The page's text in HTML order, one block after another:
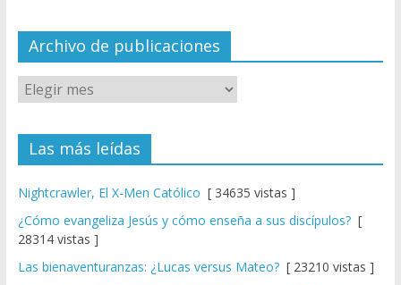
el
Archivo de publicaciones
Las más leídas
Nightcrawler, El X-Men Católico [ 34635 vistas ]
¿Cómo evangeliza Jesús y cómo enseña a sus discípulos?[
28314 vistas ]
Las bienaventuranzas: ¿Lucas versus Mateo?[ 23210 vistas ]